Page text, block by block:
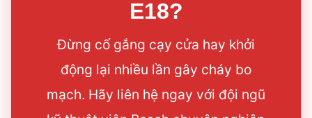
E18?
Đừng cố gắng cạy cửa hay khởi
động lại nhiều lần gây cháy bo
mạch. Hãy liên hệ ngay với đội ngũ